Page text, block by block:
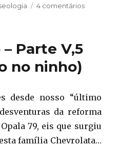
4 comentáriosem
Parte V,5
no ninho)
desde nosso “último
da reforma
79, eis que surgiu
família Chevrolata…